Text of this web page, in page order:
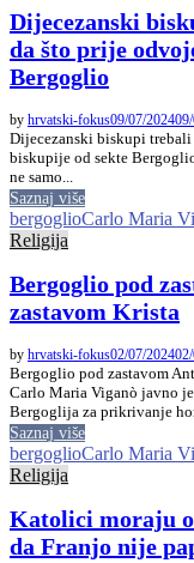
Dijecezanski
da što prije
Bergoglio
by hrvatski-fokus09/07/2024
Dijecezanski biskupi
biskupije od sekte
ne samo...
Saznaj više
bergoglioCarlo Maria
Religija
Bergoglio pod
zastavom Krista
by hrvatski-fokus02/07/2024
Bergoglio pod zastavom
Carlo Maria Viganò javno
Bergoglija za prikrivanje
Saznaj više
bergoglioCarlo Maria
Religija
Katolici moraju
da Franjo nije